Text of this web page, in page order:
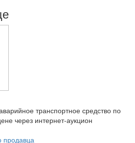
транспортное средство по
через интернет-аукцион
продавца